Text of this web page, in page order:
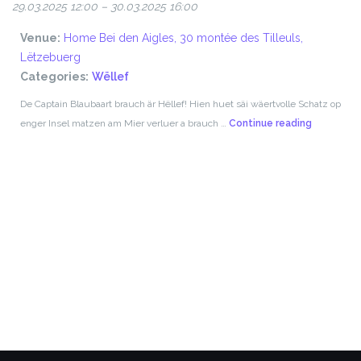
29.03.2025 12:00 – 30.03.2025 16:00
Venue: Home Bei den Aigles, 30 montée des Tilleuls,
Lëtzebuerg
Categories: Wëllef
De Captain Blaubaart brauch är Hëllef! Hien huet säi wäertvolle Schatz op
enger Insel matzen am Mier verluer a brauch … Continue reading